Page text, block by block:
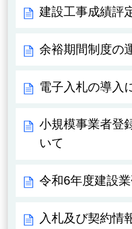
建設工事成績評
余裕期間制度の
電子入札の導入
小規模事業者登
いて
令和6年度建設
入札及び契約情